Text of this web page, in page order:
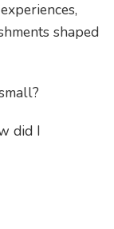
shaped
did I